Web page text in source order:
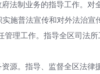
法制业务的指导工作。对
施普法宣传和对外法治
理工作。指导全区司法所
源。指导、监督全区法律